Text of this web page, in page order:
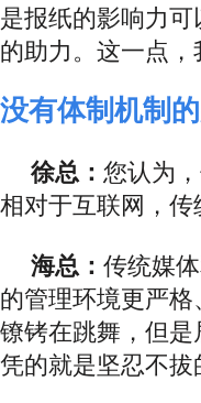
是报纸的影响力
的助力。这一点，
没有体制机制
徐总： 您认为
相对于互联网，
海总： 传统媒
的管理环境更严
镣铐在跳舞，但
凭的就是坚忍不拔